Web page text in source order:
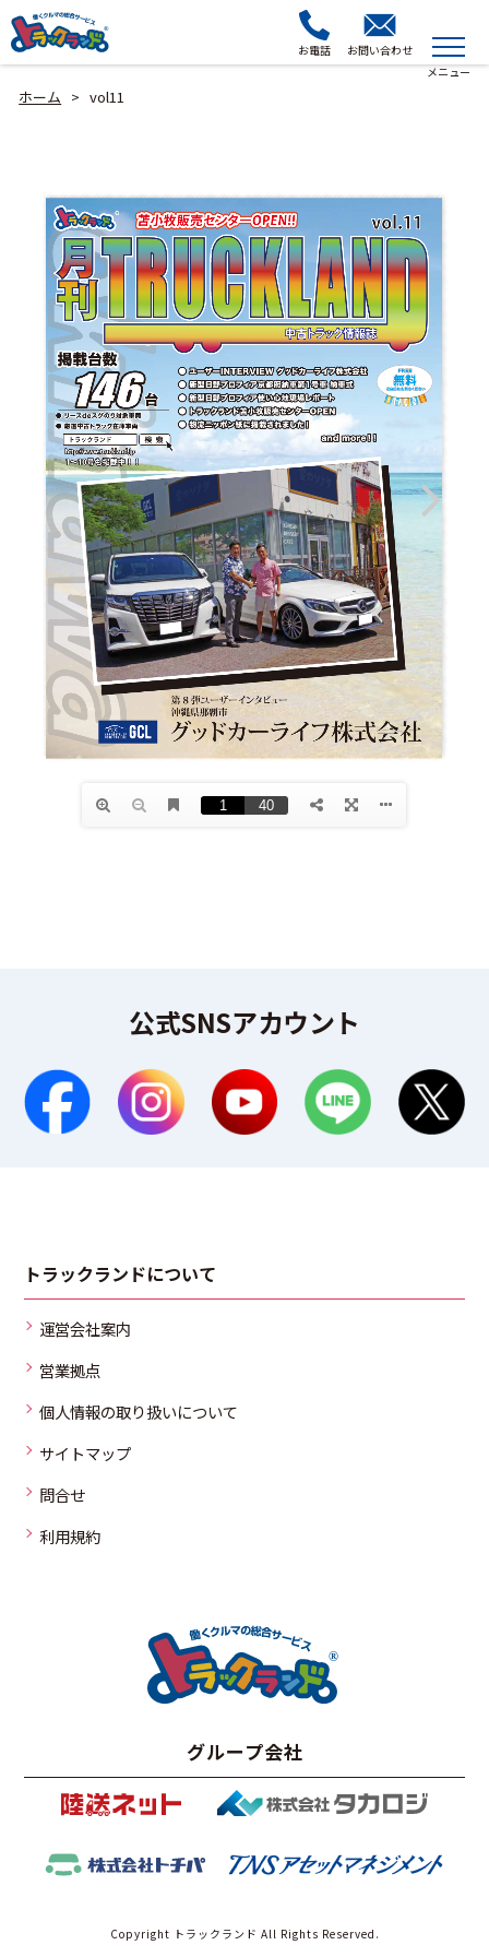
お電話 お問い合わせ
ホーム > vol11
公式SNSアカウント
トラックランドについて
運営会社案内
営業拠点
個人情報の取り扱いについて
サイトマップ
問合せ
利用規約
グループ会社
Copyright トラックランド All Rights Reserved.